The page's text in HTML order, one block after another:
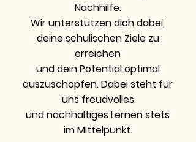
Nachhilfe.
Wir unterstützen dich dabei,
deine schulischen Ziele zu
erreichen
und dein Potential optimal
auszuschöpfen. Dabei steht für
uns freudvolles
und nachhaltiges Lernen stets
im Mittelpunkt.